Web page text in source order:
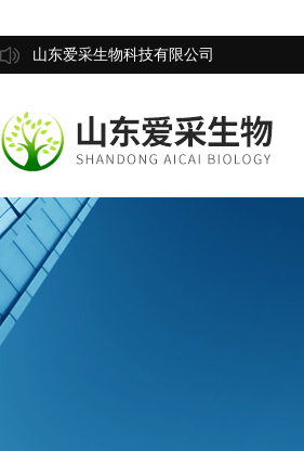
山东爱采生物科技有限公司